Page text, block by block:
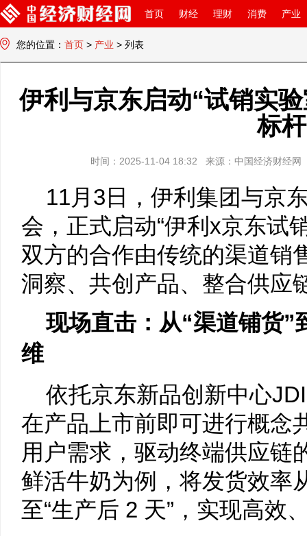
中国经济财经网
首页 财经 理财 消费 产业
您的位置： 首页 > 产业 > 列表
伊利与京东启动“试销实
标杆
时间：2025-11-04 18:32 来源：中国经济财经
11月3日，伊利集团与京
会，正式启动“伊利x京东试
双方的合作由传统的渠道销
洞察、共创产品、整合供应
现场直击：从“渠道铺货”
维
依托京东新品创新中心
在产品上市前即可进行概念
用户需求，驱动终端供应链
鲜活牛奶为例，将发货效率
至“生产后 2 天”，实现高效